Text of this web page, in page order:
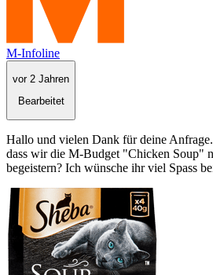
M-Infoline
vor 2 Jahren
Bearbeitet
Hallo und vielen Dank für deine Anfrage.
dass wir die M-Budget "Chicken Soup"
begeistern? Ich wünsche ihr viel Spass